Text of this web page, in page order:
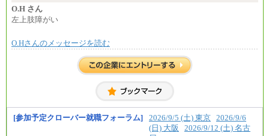
O.H さん
左上肢障がい
O.Hさんのメッセージを読む
[参加予定クローバー就職フォーラム] 2026/9/5 (土) 東京 2026/9/6
(日) 大阪
2026/9/12 (土) 名古